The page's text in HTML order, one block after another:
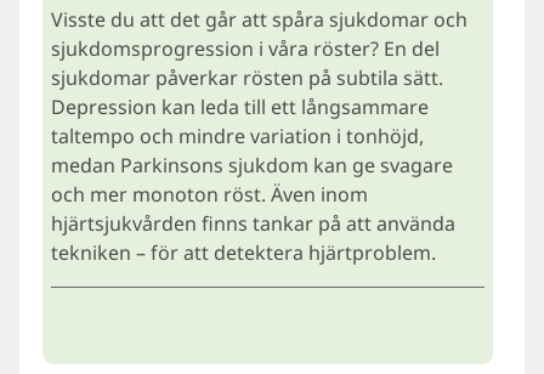
Visste du att det går att spåra sjukdomar och
sjukdomsprogression i våra röster? En del
sjukdomar påverkar rösten på subtila sätt.
Depression kan leda till ett långsammare
taltempo och mindre variation i tonhöjd,
medan Parkinsons sjukdom kan ge svagare
och mer monoton röst. Även inom
hjärtsjukvården finns tankar på att använda
tekniken – för att detektera hjärtproblem.